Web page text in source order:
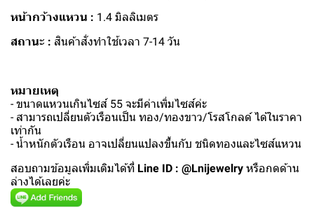
หน้ากว้างแหวน : 1.4 มิลลิเมตร
สถานะ : สินค้าสั่งทำใช้เวลา 7-14 วัน
หมายเหตุ
- ขนาดแหวนเกินไซส์ 55 จะมีค่าเพิ่มไซส์ค่ะ
- สามารถเปลี่ยนตัวเรือนเป็น ทอง/ทองขาว/โรสโกลด์ ได้ในราคา
เท่ากัน
- น้ำหนักตัวเรือน อาจเปลี่ยนแปลงขึ้นกับ ชนิดทองและไซส์แหวน
สอบถามข้อมูลเพิ่มเติมได้ที่ Line ID : @Lnijewelry หรือกดด้าน
ล่างได้เลยค่ะ